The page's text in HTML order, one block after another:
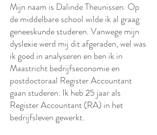
Mijn naam is Dalinde Theunissen. Op
de middelbare school wilde ik al graag
geneeskunde studeren. Vanwege mijn
dyslexie werd mij dit afgeraden, wel was
ik goed in analyseren en ben ik in
Maastricht bedrijfseconomie en
postdoctoraal Register Accountant
gaan studeren. Ik heb 25 jaar als
Register Accountant (RA) in het
bedrijfsleven gewerkt.